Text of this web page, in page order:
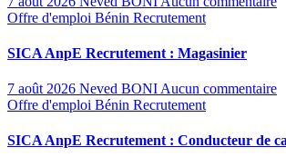
Offre d'emploi Bénin Recrutement
SICA AnpE Recrutement : Magasinier
7 août 2026 Neved BONI Aucun commentaire
Offre d'emploi Bénin Recrutement
SICA AnpE Recrutement : Conducteur de